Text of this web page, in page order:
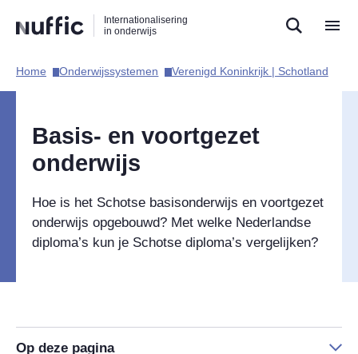
naar
zoekfunctie
naar
hoofdnavigatie
naar
inhoud
Internationalisering
in onderwijs
Hoofdnavigatie
Home​ Onderwijssystemen​ Verenigd Koninkrijk | Schotland​
Basis- en voortgezet
onderwijs
Hoe is het Schotse basisonderwijs en voortgezet
onderwijs opgebouwd? Met welke Nederlandse
diploma’s kun je Schotse diploma’s vergelijken?
Op deze pagina